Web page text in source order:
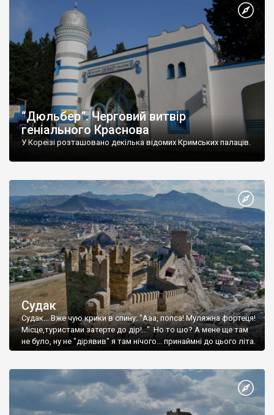
“Дюльбер”. Черговий витвір
геніального Краснова
У Кореїзі розташовано декілька відомих Кримських палаців.
Судак
Судак... Вже чую крики в спину: "Ааа, попса! Муляжна фортеця!
Місце,туристами затерте до дір!..." Но то шо? А мене ще там
не було, ну не "дірявив" я там нічого... принаймні до цього літа.